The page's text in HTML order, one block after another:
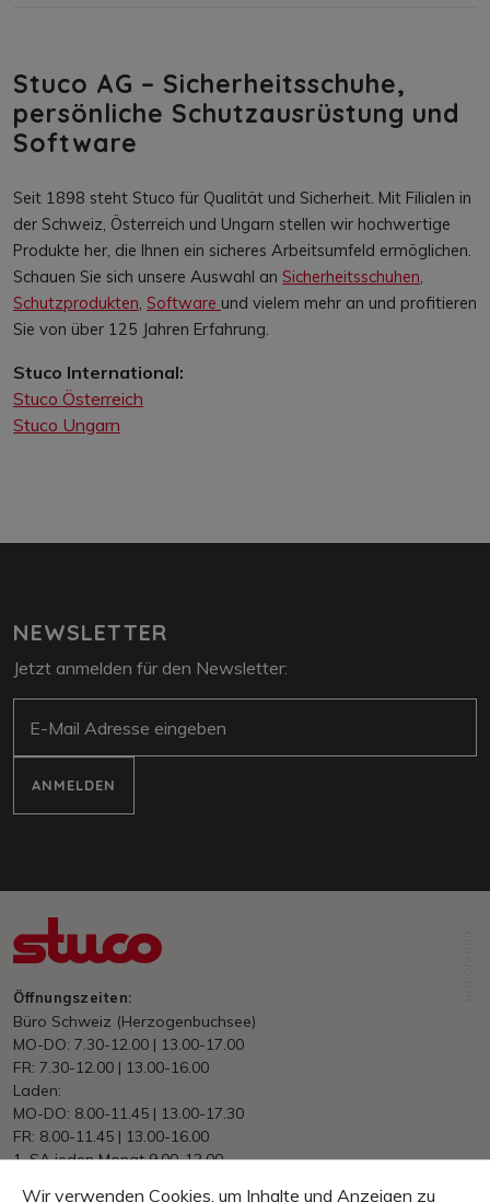
Stuco AG – Sicherheitsschuhe,
persönliche Schutzausrüstung und
Software
Seit 1898 steht Stuco für Qualität und Sicherheit. Mit Filialen in
der Schweiz, Österreich und Ungarn stellen wir hochwertige
Produkte her, die Ihnen ein sicheres Arbeitsumfeld ermöglichen.
Schauen Sie sich unsere Auswahl an Sicherheitsschuhen,
Schutzprodukten, Software und vielem mehr an und profitieren
Sie von über 125 Jahren Erfahrung.
Stuco International:
Stuco Österreich
Stuco Ungarn
NEWSLETTER
Jetzt anmelden für den Newsletter:
ANMELDEN
Öffnungszeiten:
Büro Schweiz (Herzogenbuchsee)
MO-DO: 7.30-12.00 | 13.00-17.00
FR: 7.30-12.00 | 13.00-16.00
Laden:
MO-DO: 8.00-11.45 | 13.00-17.30
FR: 8.00-11.45 | 13.00-16.00
1. SA jeden Monat 9.00-12.00
Versand
Wir verwenden Cookies, um Inhalte und Anzeigen zu